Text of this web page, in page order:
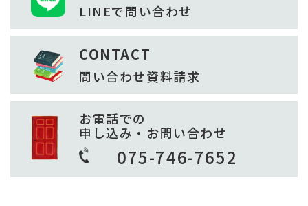
LINEで問い合わせ
CONTACT
問い合わせ資料請求
お電話での
申し込み・お問い合わせ
075-746-7652